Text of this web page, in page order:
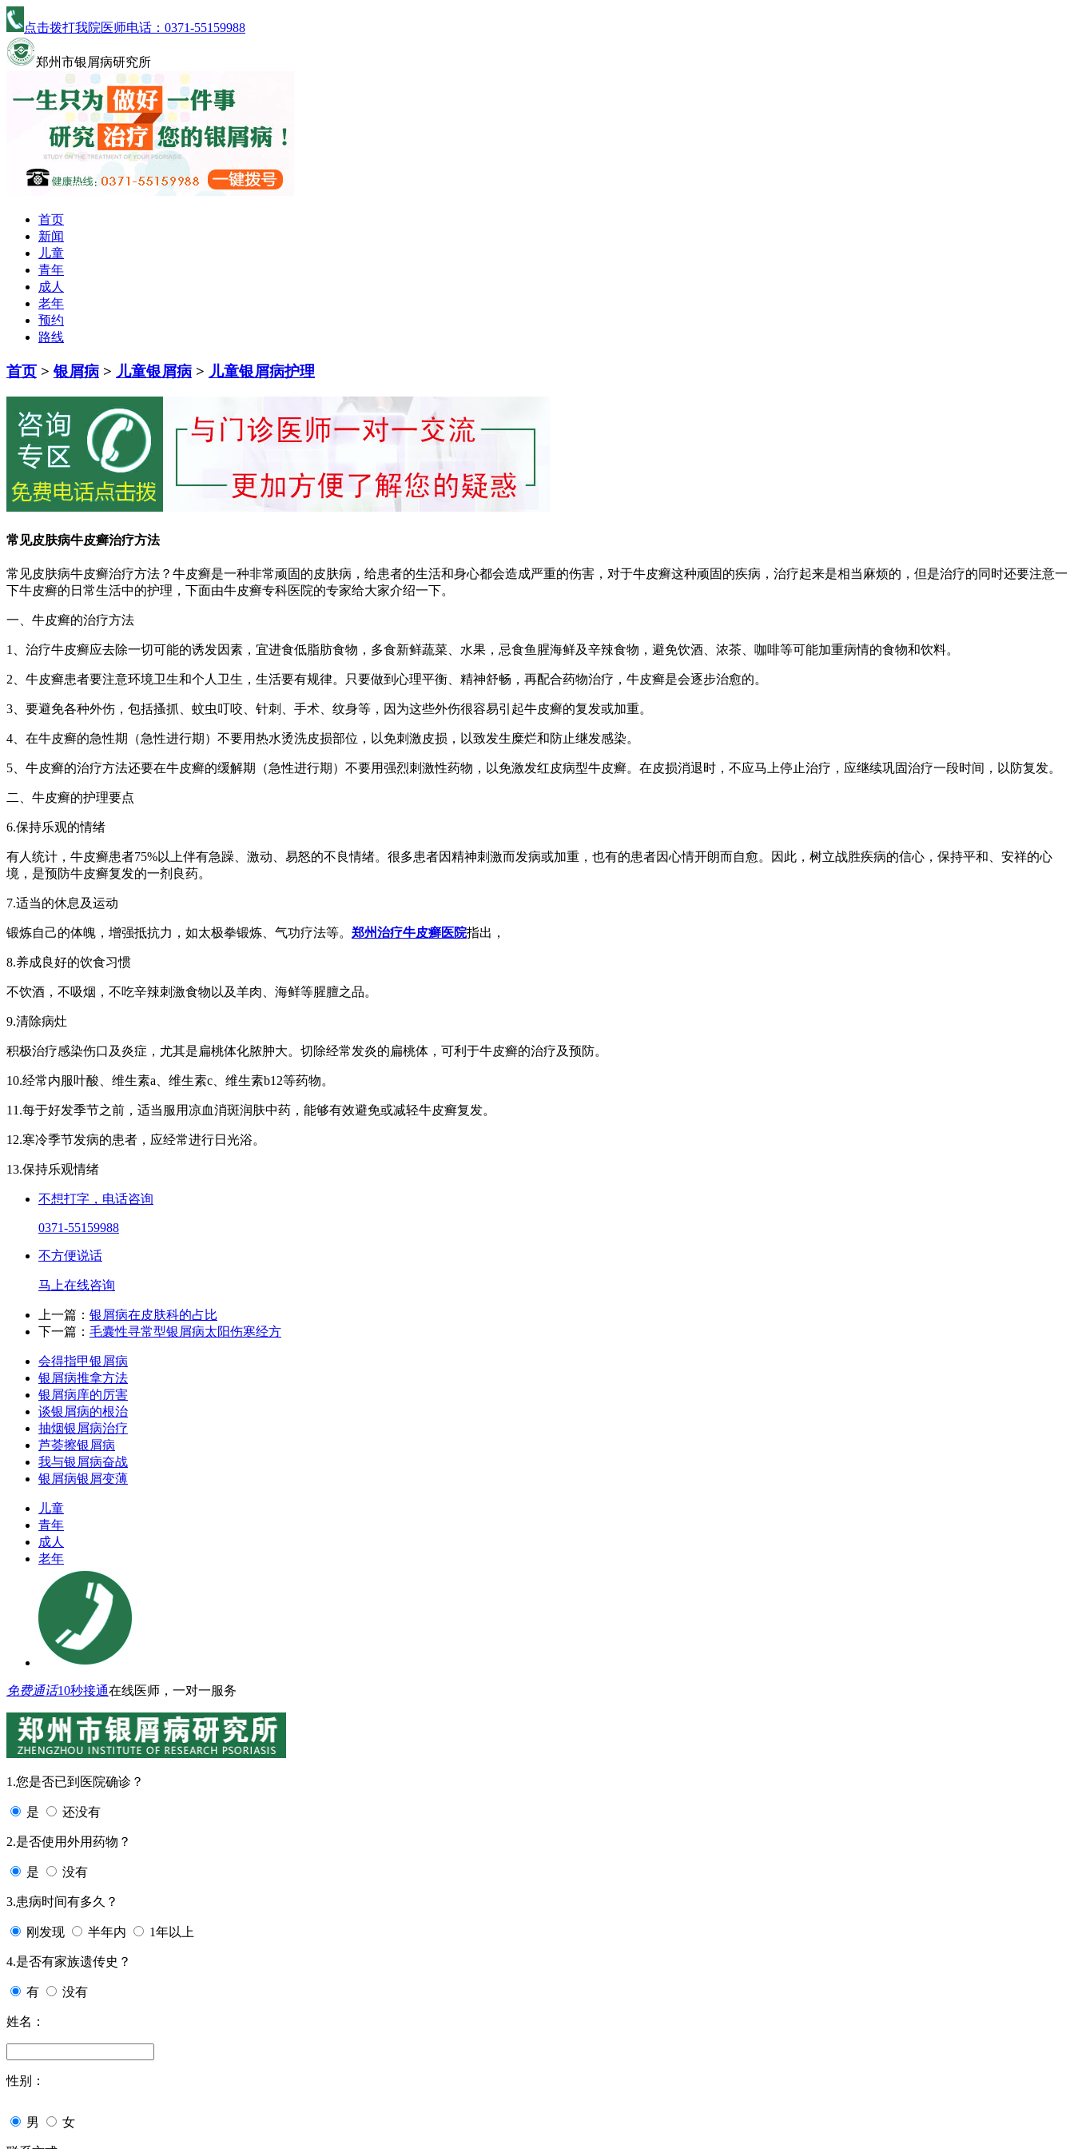
点击拨打我院医师电话： 0371-55159988
郑州市银屑病研究所
首页
新闻
儿童
青年
成人
老年
预约
路线
首页 >银屑病 > 儿童银屑病 > 儿童银屑病护理
常见皮肤病牛皮癣治疗方法
常见皮肤病牛皮癣治疗方法？牛皮癣是一种非常顽固的皮肤病，给患者的生活和身心都会造成严重的伤害，对于牛皮癣这种顽固的疾病，治疗起来是相当麻烦的，但是治疗的同时还要注意一
下牛皮癣的日常生活中的护理，下面由牛皮癣专科医院的专家给大家介绍一下。
一、牛皮癣的治疗方法
1、治疗牛皮癣应去除一切可能的诱发因素，宜进食低脂肪食物，多食新鲜蔬菜、水果，忌食鱼腥海鲜及辛辣食物，避免饮酒、浓茶、咖啡等可能加重病情的食物和饮料。
2、牛皮癣患者要注意环境卫生和个人卫生，生活要有规律。只要做到心理平衡、精神舒畅，再配合药物治疗，牛皮癣是会逐步治愈的。
3、要避免各种外伤，包括搔抓、蚊虫叮咬、针刺、手术、纹身等，因为这些外伤很容易引起牛皮癣的复发或加重。
4、在牛皮癣的急性期（急性进行期）不要用热水烫洗皮损部位，以免刺激皮损，以致发生糜烂和防止继发感染。
5、牛皮癣的治疗方法还要在牛皮癣的缓解期（急性进行期）不要用强烈刺激性药物，以免激发红皮病型牛皮癣。在皮损消退时，不应马上停止治疗，应继续巩固治疗一段时间，以防复发。
二、牛皮癣的护理要点
6.保持乐观的情绪
有人统计，牛皮癣患者75%以上伴有急躁、激动、易怒的不良情绪。很多患者因精神刺激而发病或加重，也有的患者因心情开朗而自愈。因此，树立战胜疾病的信心，保持平和、安祥的心
境，是预防牛皮癣复发的一剂良药。
7.适当的休息及运动
锻炼自己的体魄，增强抵抗力，如太极拳锻炼、气功疗法等。 郑州治疗牛皮癣医院指出，
8.养成良好的饮食习惯
不饮酒，不吸烟，不吃辛辣刺激食物以及羊肉、海鲜等腥膻之品。
9.清除病灶
积极治疗感染伤口及炎症，尤其是扁桃体化脓肿大。切除经常发炎的扁桃体，可利于牛皮癣的治疗及预防。
10.经常内服叶酸、维生素a、维生素c、维生素b12等药物。
11.每于好发季节之前，适当服用凉血消斑润肤中药，能够有效避免或减轻牛皮癣复发。
12.寒冷季节发病的患者，应经常进行日光浴。
13.保持乐观情绪
不想打字，电话咨询
0371-55159988
不方便说话
马上在线咨询
上一篇： 银屑病在皮肤科的占比
下一篇： 毛囊性寻常型银屑病太阳伤寒经方
会得指甲银屑病
银屑病推拿方法
银屑病庠的厉害
谈银屑病的根治
抽烟银屑病治疗
芦荟擦银屑病
我与银屑病奋战
银屑病银屑变薄
儿童
青年
成人
老年
免费通话10秒接通在线医师，一对一服务
1.您是否已到医院确诊？
是 还没有
2.是否使用外用药物？
是 没有
3.患病时间有多久？
刚发现 半年内 1年以上
4.是否有家族遗传史？
有 没有
姓名：
性别：
男 女